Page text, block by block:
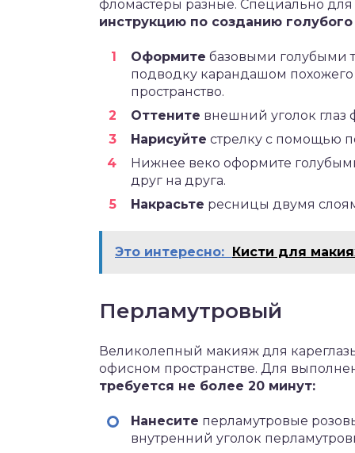
фломастеры разные. Специально
инструкцию по созданию
Оформите базовыми голубыми
подводку карандашом
пространство.
Оттените внешний уголок
Нарисуйте стрелку с помощью
Нижнее веко оформите
друг на друга.
Накрасьте ресницы двумя
Это интересно: Кисти для
Перламутровый
Великолепный макияж для
офисном пространстве. Для
требуется не более 20 минут:
Нанесите перламутровые
внутренний уголок